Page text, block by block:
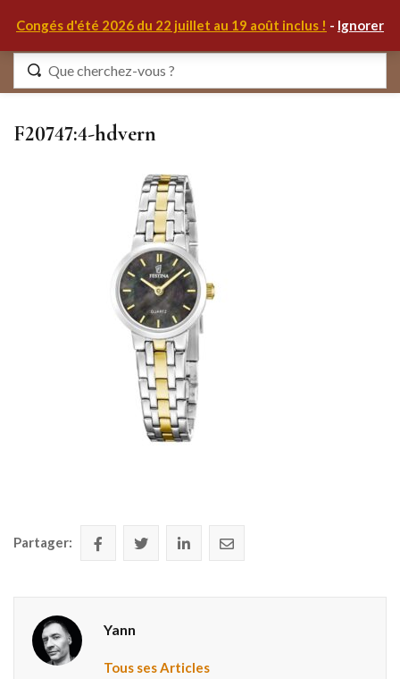
Congés d'été 2026 du 22 juillet au 19 août inclus ! - Ignorer
F20747:4-hdvern
Partager:
Yann
Tous ses Articles
Identifiez-vous
Se souvenir de moi
S'IDENTIFIER
MON COMPTE